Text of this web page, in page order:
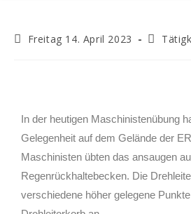
Freitag 14. April 2023
In der heutigen Maschinistenübung
Gelegenheit auf dem Gelände der
Maschinisten übten das ansaugen
Regenrückhaltebecken. Die
verschiedene höher gelegene